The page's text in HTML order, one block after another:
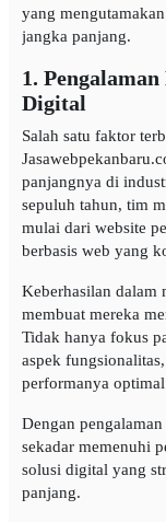
yang
jangka panjang.
1.
Digital
Salah satu faktor
panjangnya di
sepuluh tahun, tim
mulai dari website
berbasis web yang
Keberhasilan dalam
membuat mereka
Tidak hanya fokus
aspek
performanya
Dengan
sekadar memenuhi
solusi digital yang
panjang.